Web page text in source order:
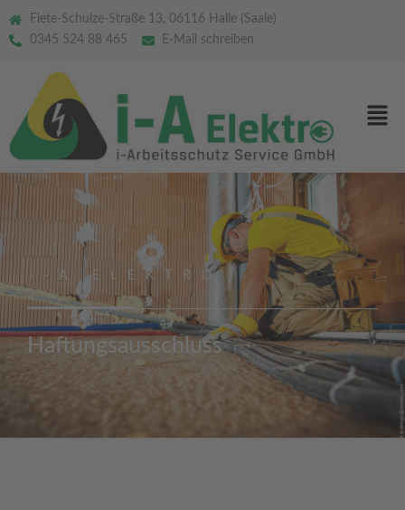
Fiete-Schulze-Straße 13, 06116 Halle (Saale)
0345 524 88 465
E-Mail schreiben
i-A ELEKTRO
Haftungsausschluss